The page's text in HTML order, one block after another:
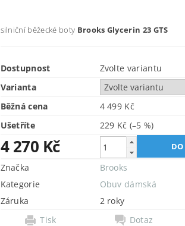
silniční běžecké boty Brooks Glycerin 23 GTS
Dostupnost
Zvolte variantu
Varianta
Běžná cena
4 499 Kč
Ušetříte
229 Kč (–5 %)
4 270 Kč
Značka
Brooks
Kategorie
Obuv dámská
Záruka
2 roky
Tisk
Dotaz